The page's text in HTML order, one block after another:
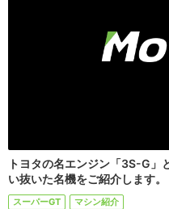
トヨタの名エンジン「3S-G
い抜いた名機をご紹介します。
スーパーGT マシン紹介